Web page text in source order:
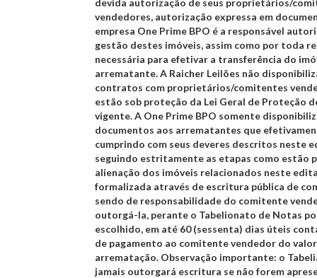
vendedores, autorização expressa em
empresa One Prime BPO é a responsável
gestão destes imóveis, assim como por toda
necessária para efetivar a transferência do
arrematante. A Raicher Leilões não
contratos com proprietários/comitentes
estão sob proteção da Lei Geral de Proteção
vigente. A One Prime BPO somente
documentos aos arrematantes que
cumprindo com seus deveres descritos neste
seguindo estritamente as etapas como estão
alienação dos imóveis relacionados neste
formalizada através de escritura pública de
sendo de responsabilidade do comitente
outorgá-la, perante o Tabelionato de Notas
escolhido, em até 60 (sessenta) dias úteis
de pagamento ao comitente vendedor do
arrematação. Observação importante: o
jamais outorgará escritura se não forem